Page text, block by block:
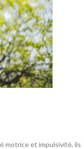
motrice et impulsivité, ils